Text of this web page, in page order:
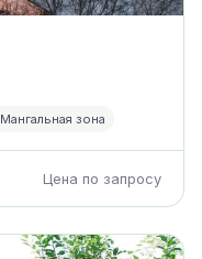
Мангальная зона
Цена по запросу